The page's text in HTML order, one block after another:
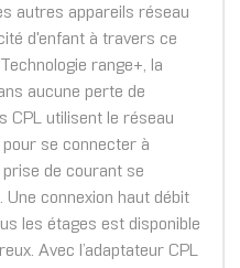
autres appareils réseau
d'enfant à travers ce
range+, la
aucune perte de
CPL utilisent le réseau
se connecter à
prise de courant se
connexion haut débit
les étages est disponible
Avec l’adaptateur CPL